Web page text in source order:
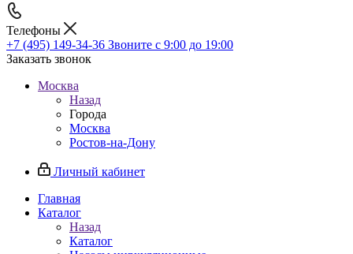
Телефоны
+7 (495) 149-34-36 Звоните с 9:00 до 19:00
Заказать звонок
Москва
Назад
Города
Москва
Ростов-на-Дону
Личный кабинет
Главная
Каталог
Назад
Каталог